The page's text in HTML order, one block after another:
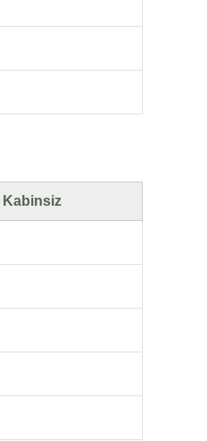
Kabinsiz